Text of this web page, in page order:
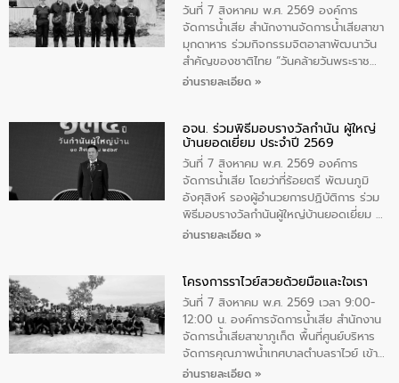
วันที่ 7 สิงหาคม พ.ศ. 2569 องค์การ
จัดการน้ำเสีย สำนักงาานจัดการน้ำเสียสาขา
มุกดาหาร ร่วมกิจกรรมจิตอาสาพัฒนาวัน
สําคัญของชาติไทย “วันคล้ายวันพระราช
สมภพ สมเด็จพระนางเจ้าสิริกิติ์พระบรม
ทิพย์คำ รองผู้ว่าราชการจังหวัดมุกดาหาร
เป็นประธานในพิธี ณ เรือนจําชั่วคราวนาโสก
ตําบลนาโสก อําเภอเมืองมุกดาหาร จังหวัด
มุกดาหาร โดยในกิจกรรมได้ร่วมปลูกป่า และ
ทําความสะอาดภายในบริเวณ จัดกิจกรรม
เพื่อถวายเป็นพระราชกุศล สมเด็จพระนาง
เจ้าสิริกิติ์พระบรมราชินีนาถ พระบรมราช
อ่านรายละเอียด »
อจน. ร่วมพิธีมอบรางวัลกำนัน ผู้ใหญ่
บ้านยอดเยี่ยม ประจำปี 2569
วันที่ 7 สิงหาคม พ.ศ. 2569 องค์การ
จัดการน้ำเสีย โดยว่าที่ร้อยตรี พัฒนภูมิ
อังศุสิงห์ รองผู้อำนวยการปฏิบัติการ ร่วม
พิธีมอบรางวัลกำนันผู้ใหญ่บ้านยอดเยี่ยม ณ
ทำเนียบรัฐบาล โดยมีนายอนุทิน ชาญวีรกูล
ทองคำและประกาศเกียรติคุณให้แก่ กำนัน
ผู้ใหญ่บ้านยอดเยี่ยม พร้อมกล่าวชื่นชม ให้
โอวาท และมอบนโยบาย
อ่านรายละเอียด »
โครงการราไวย์สวยด้วยมือและใจเรา
วันที่ 7 สิงหาคม พ.ศ. 2569 เวลา 9:00-
12:00 น. องค์การจัดการน้ำเสีย สำนักงาน
จัดการน้ำเสียสาขาภูเก็ต พื้นที่ศูนย์บริหาร
จัดการคุณภาพน้ำเทศบาลตำบลราไวย์ เข้า
ร่วมโครงการราไวย์สวยด้วยมือและใจเรา
อ่านรายละเอียด »